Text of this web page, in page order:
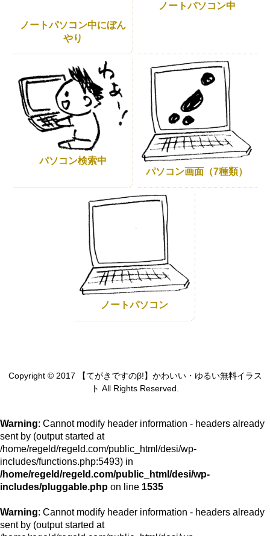
ノートパソコン中にぼん
やり
ノートパソコン中
パソコン検索中
パソコン画面（7種類）
ノートパソコン
Copyright © 2017 【てがきですのβ!】かわいい・ゆるい無料イラス
ト All Rights Reserved.
Warning: Cannot modify header information - headers already
sent by (output started at
/home/regeld/regeld.com/public_html/desi/wp-
includes/functions.php:5493) in
/home/regeld/regeld.com/public_html/desi/wp-
includes/pluggable.php on line 1535
Warning: Cannot modify header information - headers already
sent by (output started at